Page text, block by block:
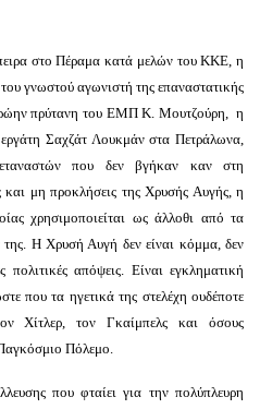
στο Πέραμα κατά μελών του ΚΚΕ, η
γνωστού αγωνιστή της επαναστατικής
πρύτανη του ΕΜΠ Κ. Μουτζούρη, η
Σαχζάτ Λουκμάν στα Πετράλωνα,
που δεν βγήκαν καν στη
και μη προκλήσεις της Χρυσής Αυγής, η
χρησιμοποιείται ως άλλοθι από τα
Η Χρυσή Αυγή δεν είναι κόμμα, δεν
πολιτικές απόψεις. Είναι εγκληματική
που τα ηγετικά της στελέχη ουδέποτε
Χίτλερ, τον Γκαίμπελς και όσους
Πόλεμο.
που φταίει για την πολύπλευρη